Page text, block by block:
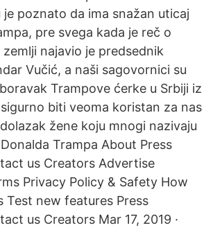
je poznato da ima snažan uticaj
pre svega kada je reč o
najavio je predsednik
Vučić, a naši sagovornici su
Trampove ćerke u Srbiji iz
biti veoma koristan za nas
žene koju mnogi nazivaju
Trampa About Press
us Creators Advertise
Privacy Policy & Safety How
Test new features Press
us Creators Mar 17, 2019 ·